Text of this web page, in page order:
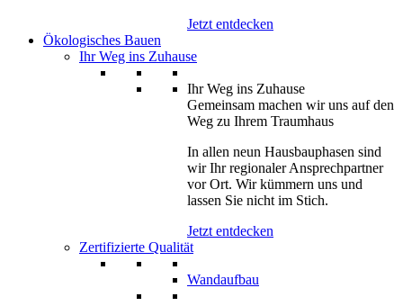
Jetzt entdecken
Ökologisches Bauen
Ihr Weg ins Zuhause
Ihr Weg ins Zuhause
Gemeinsam machen wir uns auf den
Weg zu Ihrem Traumhaus
In allen neun Hausbauphasen sind
wir Ihr regionaler Ansprechpartner
vor Ort. Wir kümmern uns und
lassen Sie nicht im Stich.
Jetzt entdecken
Zertifizierte Qualität
Wandaufbau